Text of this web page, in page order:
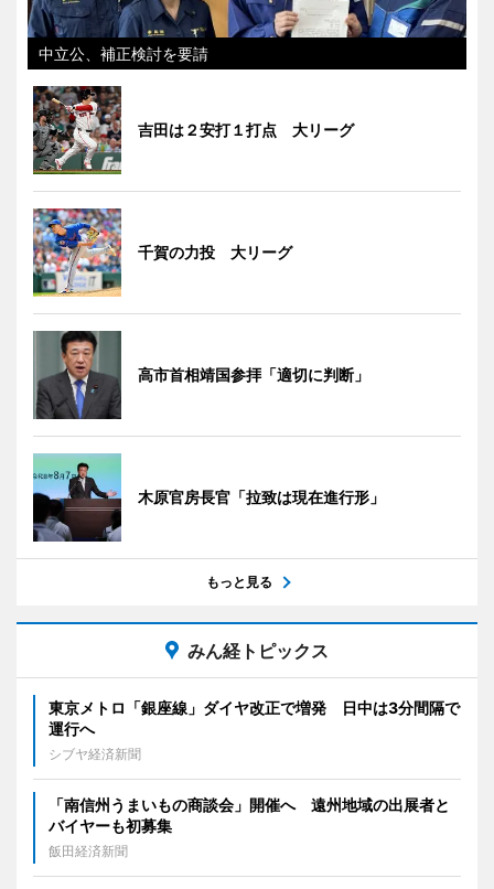
中立公、補正検討を要請
吉田は２安打１打点 大リーグ
千賀の力投 大リーグ
高市首相靖国参拝「適切に判断」
木原官房長官「拉致は現在進行形」
もっと見る
みん経トピックス
東京メトロ「銀座線」ダイヤ改正で増発 日中は3分間隔で
運行へ
シブヤ経済新聞
「南信州うまいもの商談会」開催へ 遠州地域の出展者と
バイヤーも初募集
飯田経済新聞